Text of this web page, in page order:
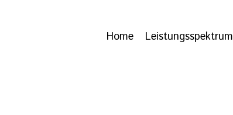
Home Leistungsspektrum